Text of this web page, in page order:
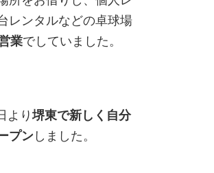
レンタルなどの卓球場
業でしていました。
より堺東で新しく自分
プンしました。